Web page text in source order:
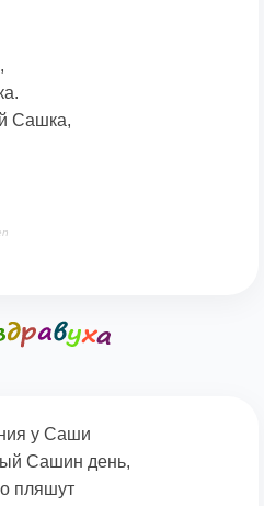
Сашка,
у Саши
Сашин день,
пляшут